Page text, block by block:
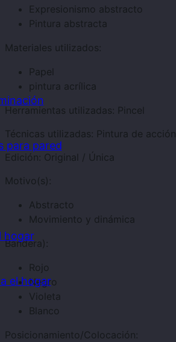
para pared
hogar
el hogar
Expresionismo abstracto
Pintura abstracta
Materiales utilizados:
Papel
pintura acrílica
Herramientas utilizadas: Pincel
Técnicas utilizadas: Pintura de acción
Edición: Original / Única
Motivo(s):
Abstracto
Movimiento y dinámica
Bandera):
Rojo
Negro
Violeta
Blanco
Posicionamiento/Colocación: